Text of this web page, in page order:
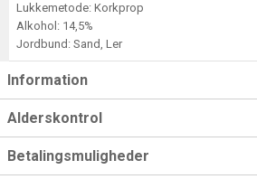
Lukkemetode: Korkprop
Alkohol: 14,5%
Jordbund: Sand, Ler
Information
Alderskontrol
Betalingsmuligheder